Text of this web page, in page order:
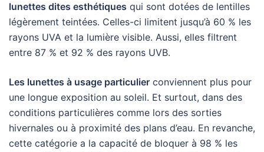
lunettes dites esthétiques qui sont dotées de lentilles
légèrement teintées. Celles-ci limitent jusqu’à 60 % les
rayons UVA et la lumière visible. Aussi, elles filtrent
entre 87 % et 92 % des rayons UVB.
Les lunettes à usage particulier conviennent plus pour
une longue exposition au soleil. Et surtout, dans des
conditions particulières comme lors des sorties
hivernales ou à proximité des plans d’eau. En revanche,
cette catégorie a la capacité de bloquer à 98 % les